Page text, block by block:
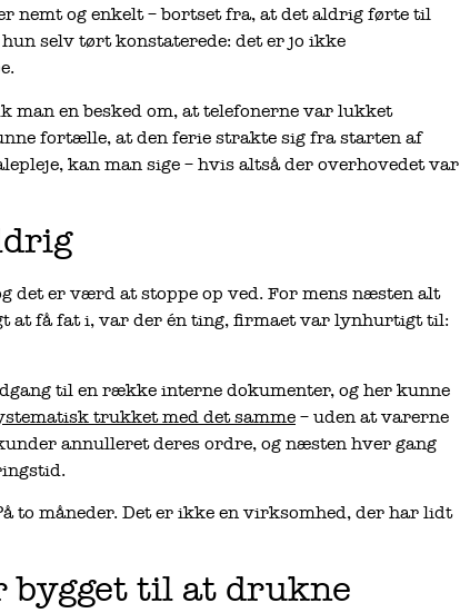
nemt og enkelt – bortset fra, at det aldrig førte til
selv tørt konstaterede: det er jo ikke
man en besked om, at telefonerne var lukket
fortælle, at den ferie strakte sig fra starten af
kan man sige – hvis altså der overhovedet var
det er værd at stoppe op ved. For mens næsten alt
at få fat i, var der én ting, firmaet var lynhurtigt til:
til en række interne dokumenter, og her kunne
trukket med det samme – uden at varerne
annulleret deres ordre, og næsten hver gang
to måneder. Det er ikke en virksomhed, der har lidt
bygget til at drukne